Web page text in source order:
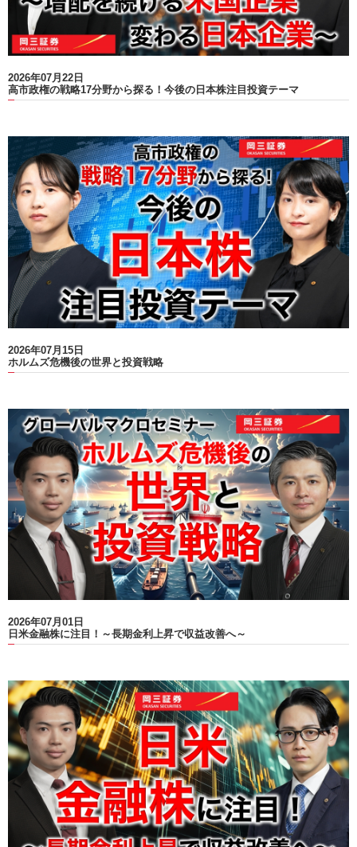
2026年07月22日
高市政権の戦略17分野から探る！今後の日本株注目投資テーマ
2026年07月15日
ホルムズ危機後の世界と投資戦略
2026年07月01日
日米金融株に注目！～長期金利上昇で収益改善へ～